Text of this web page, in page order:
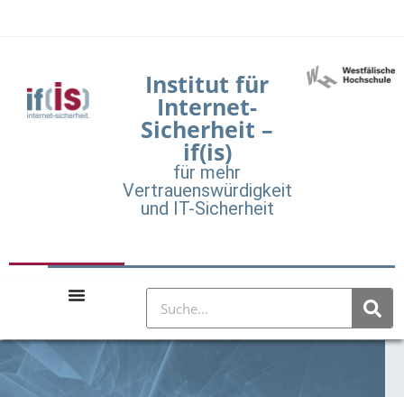
Institut für
Internet-
Sicherheit –
if(is)
für mehr
Vertrauenswürdigkeit
und IT-Sicherheit